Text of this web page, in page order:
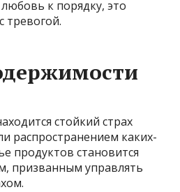
к порядку, это
тревогой.
стойкий страх
распространением каких-
продуктов становится
призванным управлять